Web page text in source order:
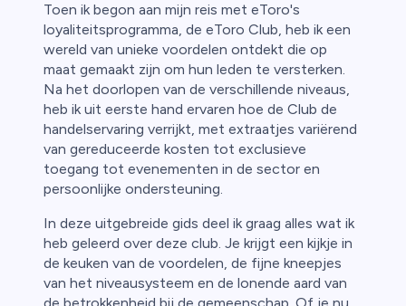
Toen ik begon aan mijn reis met eToro's
loyaliteitsprogramma, de eToro Club, heb ik een
wereld van unieke voordelen ontdekt die op
maat gemaakt zijn om hun leden te versterken.
Na het doorlopen van de verschillende niveaus,
heb ik uit eerste hand ervaren hoe de Club de
handelservaring verrijkt, met extraatjes variërend
van gereduceerde kosten tot exclusieve
toegang tot evenementen in de sector en
persoonlijke ondersteuning.
In deze uitgebreide gids deel ik graag alles wat ik
heb geleerd over deze club. Je krijgt een kijkje in
de keuken van de voordelen, de fijne kneepjes
van het niveausysteem en de lonende aard van